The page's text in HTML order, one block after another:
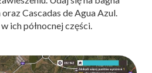
Cascadas de Agua Azul.
ich północnej części.